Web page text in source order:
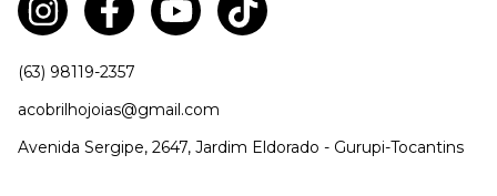
(63) 98119-2357
acobrilhojoias@gmail.com
Avenida Sergipe, 2647, Jardim Eldorado - Gurupi-Tocantins